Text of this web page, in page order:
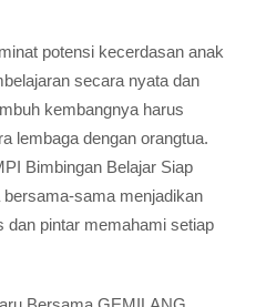
potensi kecerdasan anak
secara nyata dan
kembangnya harus
lembaga dengan orangtua.
Bimbingan Belajar Siap
sama menjadikan
dan pintar memahami setiap